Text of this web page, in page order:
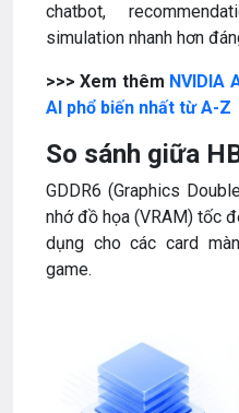
chatbot,
simulation nhanh hơn
>>> Xem thêm NVIDIA
AI phổ biến nhất từ A-Z
So sánh giữa
GDDR6 (Graphics
nhớ đồ họa (VRAM) tốc
dụng cho các card
game.